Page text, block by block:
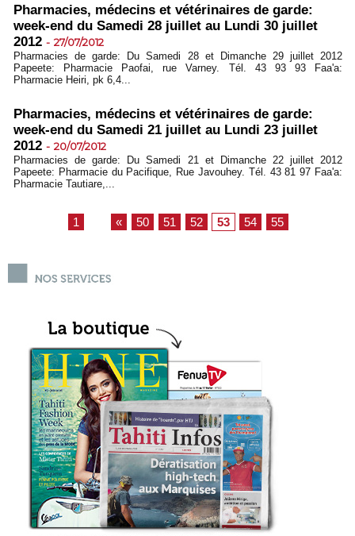
Pharmacies, médecins et vétérinaires de garde:
week-end du Samedi 28 juillet au Lundi 30 juillet
2012 - 27/07/2012
Pharmacies de garde: Du Samedi 28 et Dimanche 29 juillet 2012
Papeete: Pharmacie Paofai, rue Varney. Tél. 43 93 93 Faa'a:
Pharmacie Heiri, pk 6,4...
Pharmacies, médecins et vétérinaires de garde:
week-end du Samedi 21 juillet au Lundi 23 juillet
2012 - 20/07/2012
Pharmacies de garde: Du Samedi 21 et Dimanche 22 juillet 2012
Papeete: Pharmacie du Pacifique, Rue Javouhey. Tél. 43 81 97 Faa'a:
Pharmacie Tautiare,...
1 « 50 51 52 53 54 55